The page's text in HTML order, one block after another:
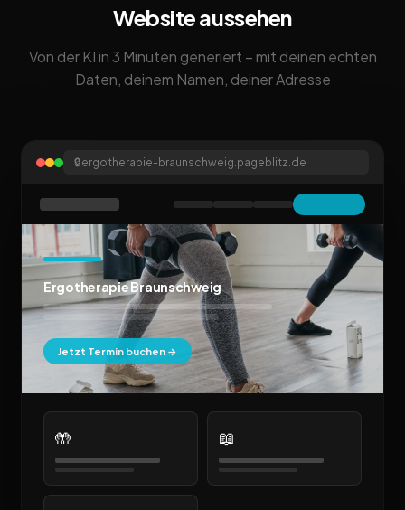
Website aussehen
Von der KI in 3 Minuten generiert – mit deinen echten
Daten, deinem Namen, deiner Adresse
🔒ergotherapie-braunschweig.pageblitz.de
Ergotherapie Braunschweig
Jetzt Termin buchen →
🤲 📖